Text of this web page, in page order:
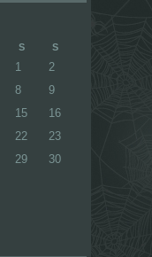
S S
1
2
8
9
15
16
22
23
29
30